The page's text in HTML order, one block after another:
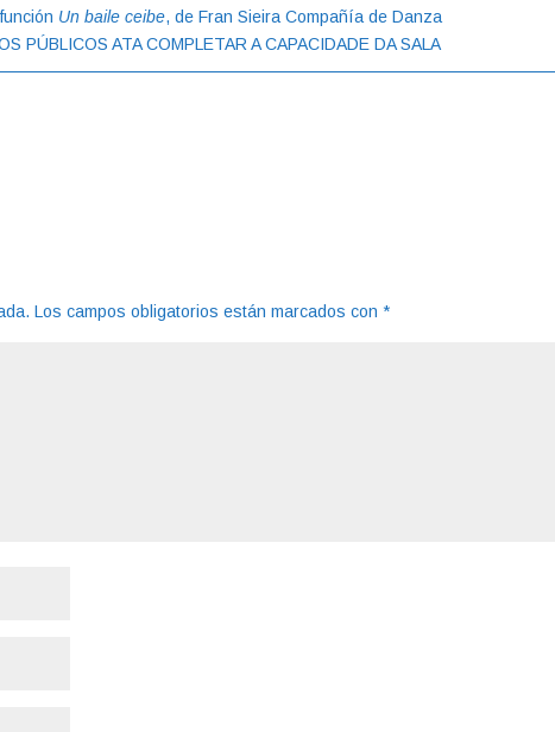
Un baile ceibe, de Fran Sieira Compañía de Danza
PÚBLICOS ATA COMPLETAR A CAPACIDADE DA SALA
Los campos obligatorios están marcados con*